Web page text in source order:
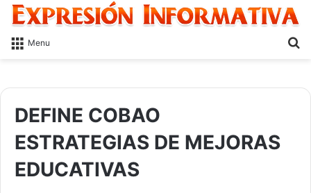
Menu
DEFINE COBAO
ESTRATEGIAS DE MEJORAS
EDUCATIVAS